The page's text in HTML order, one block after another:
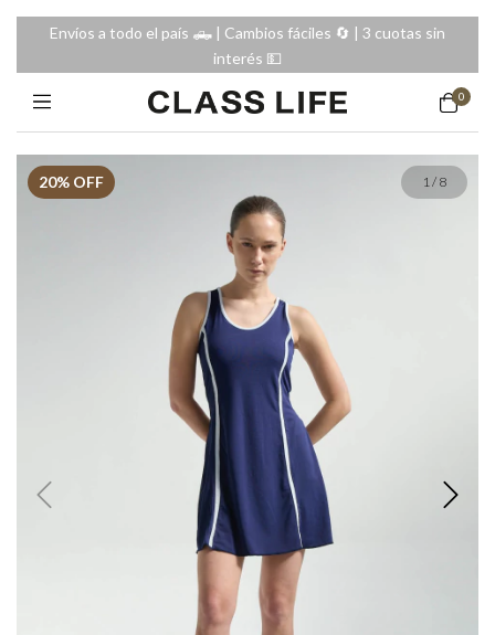
Envíos a todo el país 🛻 | Cambios fáciles 🔄️ | 3 cuotas sin
interés 💵
0
20% OFF 1/ 8